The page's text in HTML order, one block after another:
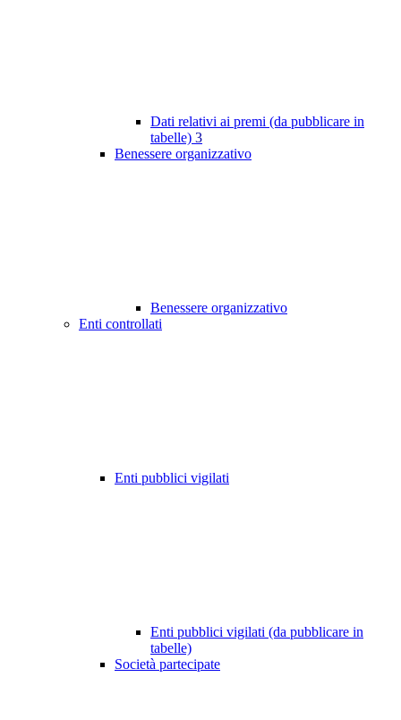
Dati relativi ai premi (da pubblicare in
tabelle) 3
Benessere organizzativo
Benessere organizzativo
Enti controllati
Enti pubblici vigilati
Enti pubblici vigilati (da pubblicare in
tabelle)
Società partecipate